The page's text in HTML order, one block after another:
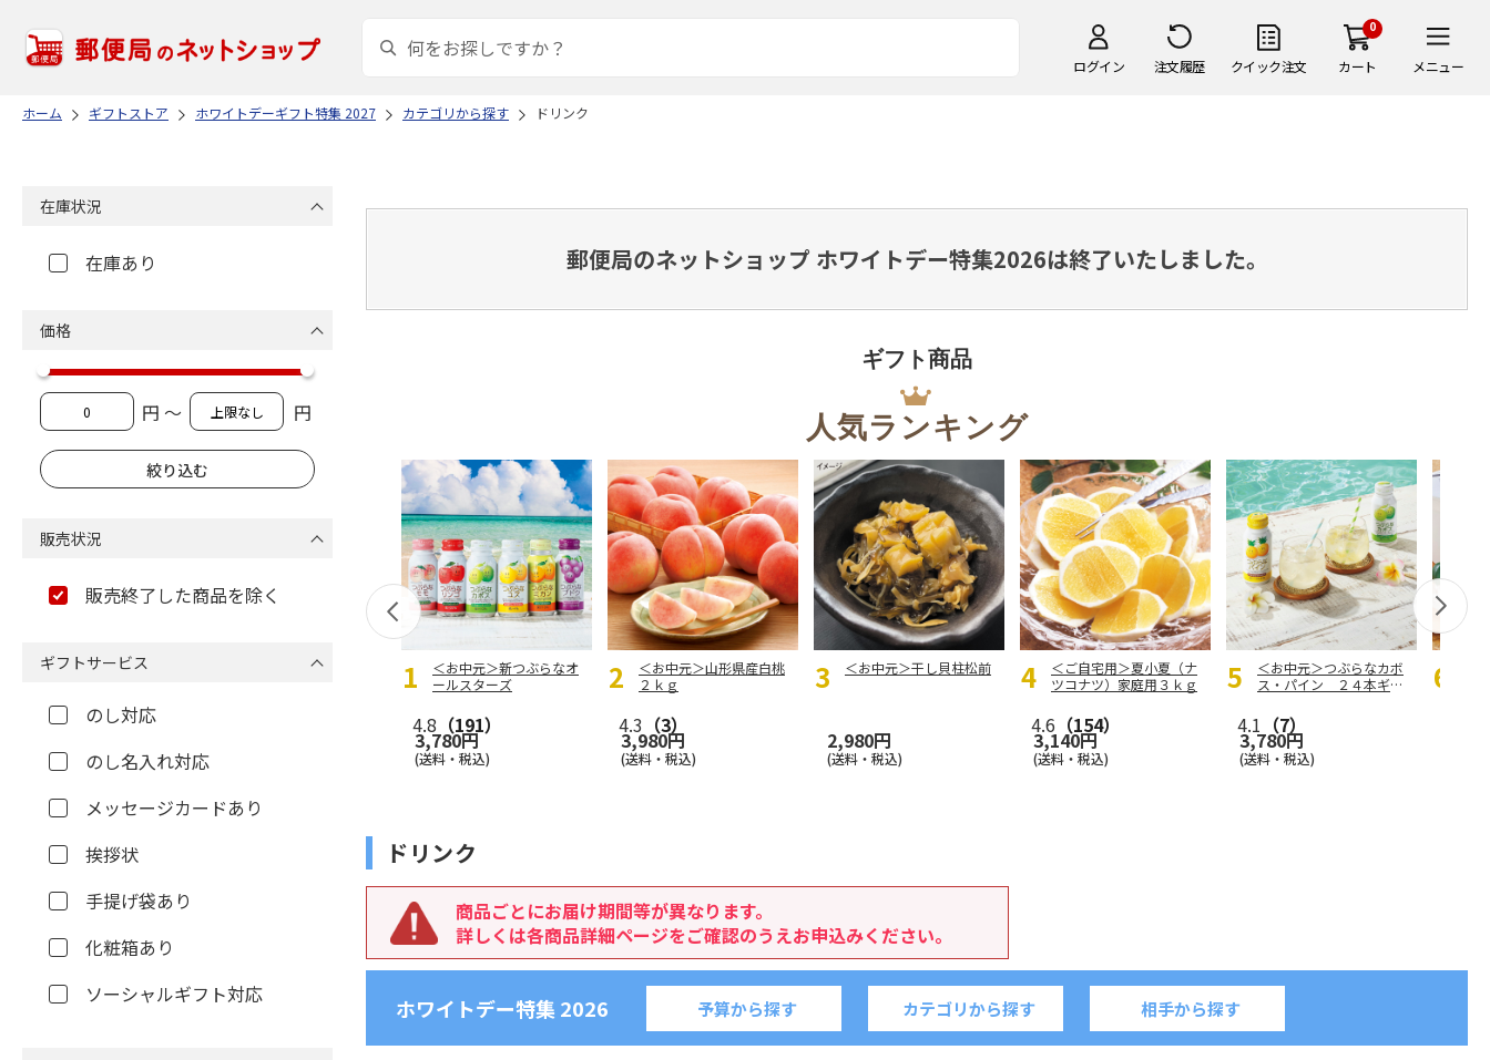
ログイン 注文履歴 クイック注文
0
カート メニュー
ホーム ギフトストア ホワイトデーギフト特集 2027 カテゴリから探す ドリンク
郵便局のネットショップ ホワイトデー特集2026は終了いたしました。
ギフト商品
人気ランキング
＜お中元＞新つぶらなオ
ールスターズ
4.8 （191）
3,780円
(送料・税込)
＜お中元＞山形県産白桃
２ｋｇ
4.3 （3）
3,980円
(送料・税込)
＜お中元＞干し貝柱松前
2,980円
(送料・税込)
＜ご自宅用＞夏小夏（ナ
ツコナツ）家庭用３ｋｇ
4.6 （154）
3,140円
(送料・税込)
＜お中元＞つぶらなカボ
ス・パイン ２４本ギフ
4.1 （7）
3,780円
(送料・税込)
ドリンク
商品ごとにお届け期間等が異なります。
詳しくは各商品詳細ページをご確認のうえお申込みください。
ホワイトデー特集 2026 予算から探す カテゴリから探す 相手から探す
在庫状況
在庫あり
価格
円 ～ 円
販売状況
販売終了した商品を除く
ギフトサービス
のし対応
のし名入れ対応
メッセージカードあり
挨拶状
手提げ袋あり
化粧箱あり
ソーシャルギフト対応